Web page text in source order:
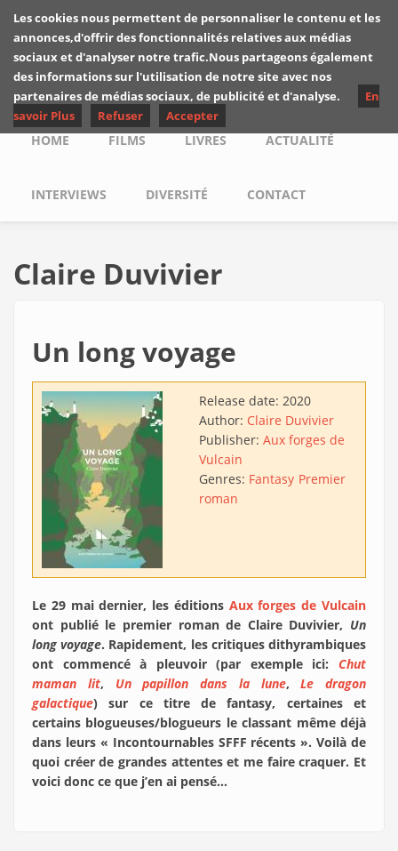
Skip to main content
Les critiques de
Yuyine
Main menu
HOME FILMS LIVRES ACTUALITÉ
INTERVIEWS DIVERSITÉ CONTACT
Claire Duvivier
Un long voyage
Release date: 2020
Author: Claire Duvivier
Publisher: Aux forges de
Vulcain
Genres: Fantasy Premier
roman
Le 29 mai dernier, les éditions Aux forges de Vulcain
ont publié le premier roman de Claire Duvivier, Un
long voyage. Rapidement, les critiques dithyrambiques
ont commencé à pleuvoir (par exemple ici: Chut
maman lit, Un papillon dans la lune,Le dragon
galactique) sur ce titre de fantasy, certaines et
certains blogueuses/blogueurs le classant même déjà
dans leurs « Incontournables SFFF récents ». Voilà de
quoi créer de grandes attentes et me faire craquer. Et
voici donc ce que j’en ai pensé…
Les cookies nous permettent de personnaliser le contenu et les
annonces,d'offrir des fonctionnalités relatives aux médias
sociaux et d'analyser notre trafic.Nous partageons également
des informations sur l'utilisation de notre site avec nos
partenaires de médias sociaux, de publicité et d'analyse.
En
savoir Plus
Refuser Accepter